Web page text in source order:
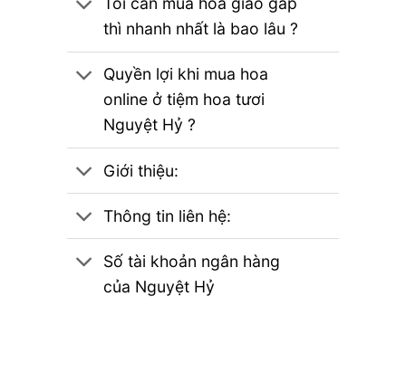
thì nhanh nhất là bao lâu ?
Quyền lợi khi mua hoa
online ở tiệm hoa tươi
Nguyệt Hỷ ?
Giới thiệu:
Thông tin liên hệ:
Số tài khoản ngân hàng
của Nguyệt Hỷ